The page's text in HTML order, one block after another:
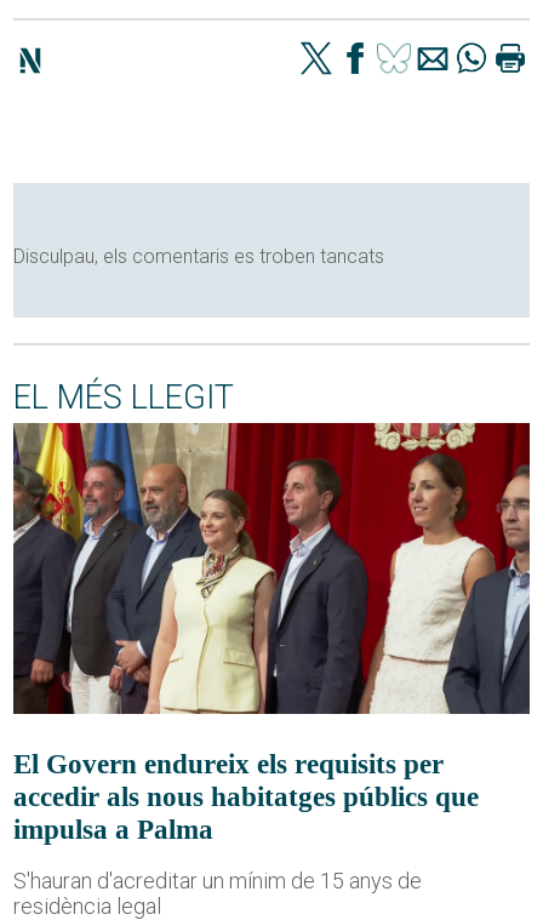
Disculpau, els comentaris es troben tancats
EL MÉS LLEGIT
El Govern endureix els requisits per
accedir als nous habitatges públics que
impulsa a Palma
S'hauran d'acreditar un mínim de 15 anys de
residència legal